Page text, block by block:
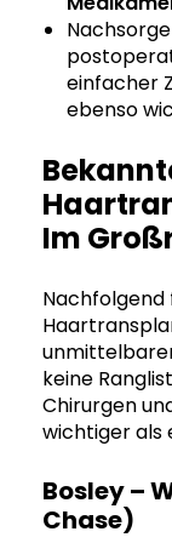
einfacher
ebenso
Im
Nachfolgend
keine
Chirurgen
wichtiger als
Bosley –
Chase)